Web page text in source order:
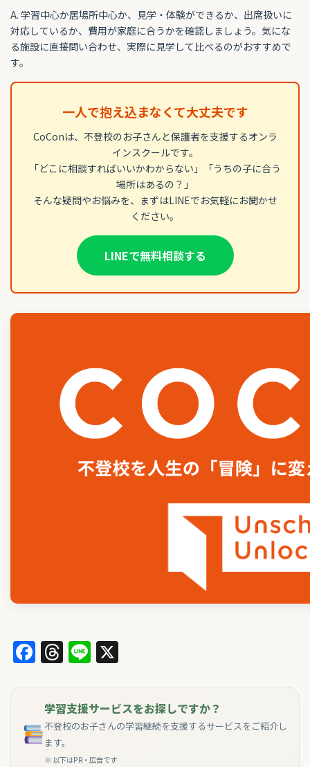
A. 学習中心か居場所中心か、見学・体験ができるか、出席扱いに
対応しているか、費用が家庭に合うかを確認しましょう。気にな
る施設に直接問い合わせ、実際に見学して比べるのがおすすめで
す。
一人で抱え込まなくて大丈夫です
CoConは、不登校のお子さんと保護者を支援するオンラ
インスクールです。
「どこに相談すればいいかわからない」「うちの子に合う
場所はあるの？」
そんな疑問やお悩みを、まずはLINEでお気軽にお聞かせ
ください。
LINEで無料相談する
Facebook
Threads
Line
学習支援サービスをお探しですか？
不登校のお子さんの学習継続を支援するサービスをご紹介し
ます。
※ 以下はPR・広告です